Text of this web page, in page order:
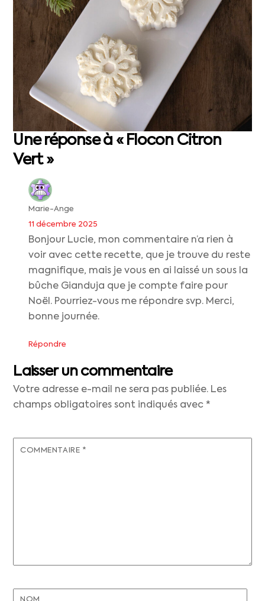
Une réponse à « Flocon Citron
Vert »
Marie-Ange
11 décembre 2025
Bonjour Lucie, mon commentaire n’a rien à
voir avec cette recette, que je trouve du reste
magnifique, mais je vous en ai laissé un sous la
bûche Gianduja que je compte faire pour
Noël. Pourriez-vous me répondre svp. Merci,
bonne journée.
Répondre
Laisser un commentaire
Votre adresse e-mail ne sera pas publiée. Les
champs obligatoires sont indiqués avec*
COMMENTAIRE *
NOM